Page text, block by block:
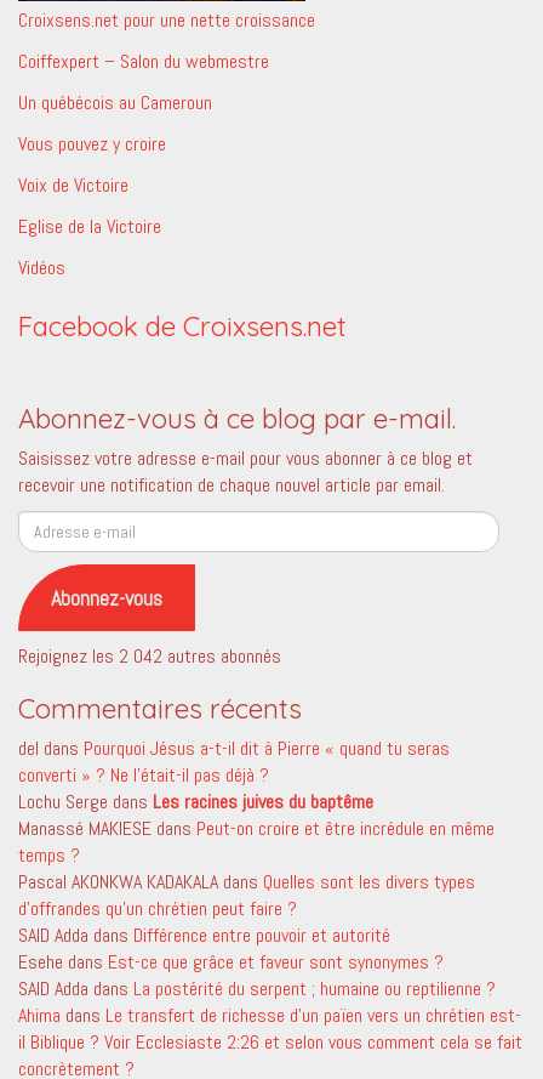
Croixsens.net pour une nette croissance
Coiffexpert – Salon du webmestre
Un québécois au Cameroun
Vous pouvez y croire
Voix de Victoire
Eglise de la Victoire
Vidéos
Facebook de Croixsens.net
Abonnez-vous à ce blog par e-mail.
Saisissez votre adresse e-mail pour vous abonner à ce blog et
recevoir une notification de chaque nouvel article par email.
Adresse
e-
mail
Abonnez-vous
Rejoignez les 2 042 autres abonnés
Commentaires récents
del dans Pourquoi Jésus a-t-il dit à Pierre « quand tu seras
converti » ? Ne l’était-il pas déjà ?
Lochu Serge dans Les racines juives du baptême
Manassé MAKIESE dans Peut-on croire et être incrédule en même
temps ?
Pascal AKONKWA KADAKALA dans Quelles sont les divers types
d’offrandes qu’un chrétien peut faire ?
SAID Adda dans Différence entre pouvoir et autorité
Esehe dans Est-ce que grâce et faveur sont synonymes ?
SAID Adda dans La postérité du serpent ; humaine ou reptilienne ?
Ahima dans Le transfert de richesse d’un païen vers un chrétien est-
il Biblique ? Voir Ecclesiaste 2:26 et selon vous comment cela se fait
concrètement ?